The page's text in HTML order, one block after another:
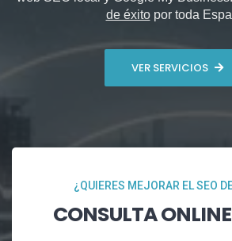
de éxitopor toda
VER SERVICIOS
¿QUIERES MEJORAR EL SEO
CONSULTA ONLINE